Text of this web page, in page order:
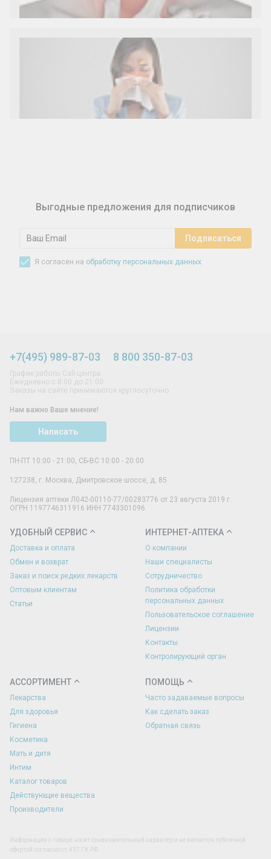
Диета 7 стол при заболеваниях почек (острый и
Ларингит: все о ларингите и его лечении. Как
спасти свой голос.
Выгодные предложения для подписчиков
Я согласен на обработку персональных данных
+7(495) 989-87-03 8 800 350-87-03
График работы Call-центра:
Ежедневно с 8:00 до 21:00
Заказы на сайте принимаются круглосуточно
Нам важно Ваше мнение!
Написать
ПН-ПТ 10:00 - 21:00, СБ-ВС 10:00 - 20:00
127238 г. Москва Дмитровское шоссе, д. 85
Лицензия аптеки Л042-00110-77/00283776 от 23 августа 2019 г.
ОГРН 1197746311916 ИНН 7743301096
УДОБНЫЙ СЕРВИС
Доставка и оплата
Обмен и возврат
Заказ и поиск редких лекарств
Оптовым клиентам
Статьи
ИНТЕРНЕТ-АПТЕКА
О компании
Наши специалисты
Сотрудничество
Политика обработки
персональных данных
Пользовательское соглашение
Лицензии
Контакты
Контролирующий орган
АССОРТИМЕНТ
Лекарства
Для здоровья
Гигиена
Косметика
Мать и дитя
Интим
Каталог товаров
Действующие вещества
Производители
ПОМОЩЬ
Часто задаваемые вопросы
Как сделать заказ
Обратная связь
Информация о товаре носит ознакомительный характер и не является публичной
офертой согласно ст.437 ГК РФ.